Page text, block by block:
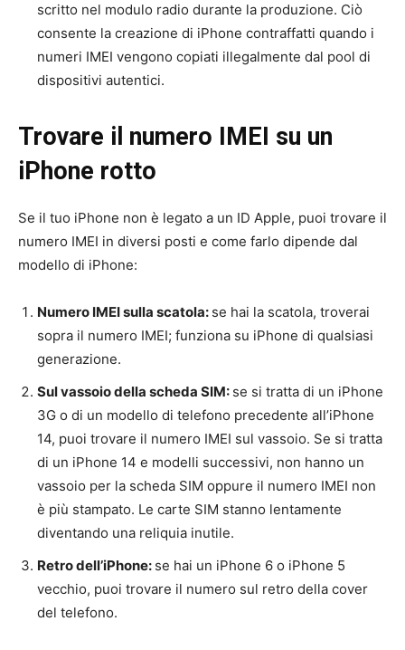
scritto nel modulo radio durante la produzione. Ciò
consente la creazione di iPhone contraffatti quando i
numeri IMEI vengono copiati illegalmente dal pool di
dispositivi autentici.
Trovare il numero IMEI su un
iPhone rotto
Se il tuo iPhone non è legato a un ID Apple, puoi trovare il
numero IMEI in diversi posti e come farlo dipende dal
modello di iPhone:
Numero IMEI sulla scatola: se hai la scatola, troverai
sopra il numero IMEI; funziona su iPhone di qualsiasi
generazione.
Sul vassoio della scheda SIM: se si tratta di un iPhone
3G o di un modello di telefono precedente all’iPhone
14, puoi trovare il numero IMEI sul vassoio. Se si tratta
di un iPhone 14 e modelli successivi, non hanno un
vassoio per la scheda SIM oppure il numero IMEI non
è più stampato. Le carte SIM stanno lentamente
diventando una reliquia inutile.
Retro dell’iPhone: se hai un iPhone 6 o iPhone 5
vecchio, puoi trovare il numero sul retro della cover
del telefono.